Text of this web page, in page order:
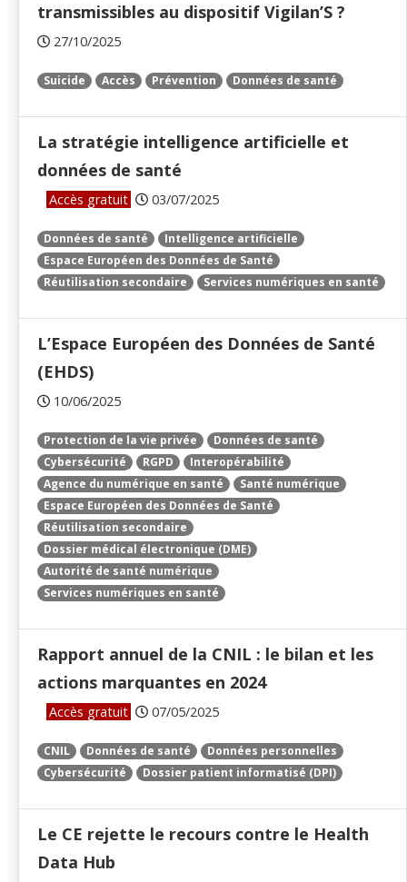
transmissibles au dispositif Vigilan’S ?
27/10/2025
Suicide Accès Prévention Données de santé
La stratégie intelligence artificielle et
données de santé
Accès gratuit 03/07/2025
Données de santé
Intelligence artificielle
Espace Européen des Données de Santé
Réutilisation secondaire
Services numériques en santé
L’Espace Européen des Données de Santé
(EHDS)
10/06/2025
Protection de la vie privée
Données de santé
Cybersécurité
RGPD
Interopérabilité
Agence du numérique en santé
Santé numérique
Espace Européen des Données de Santé
Réutilisation secondaire
Dossier médical électronique (DME)
Autorité de santé numérique
Services numériques en santé
Rapport annuel de la CNIL : le bilan et les
actions marquantes en 2024
Accès gratuit 07/05/2025
CNIL Données de santé
Données personnelles
Cybersécurité
Dossier patient informatisé (DPI)
Le CE rejette le recours contre le Health
Data Hub